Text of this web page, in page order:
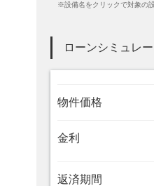
※設備名をクリックで対象の
ローンシミュレ
物件価格
金利
返済期間